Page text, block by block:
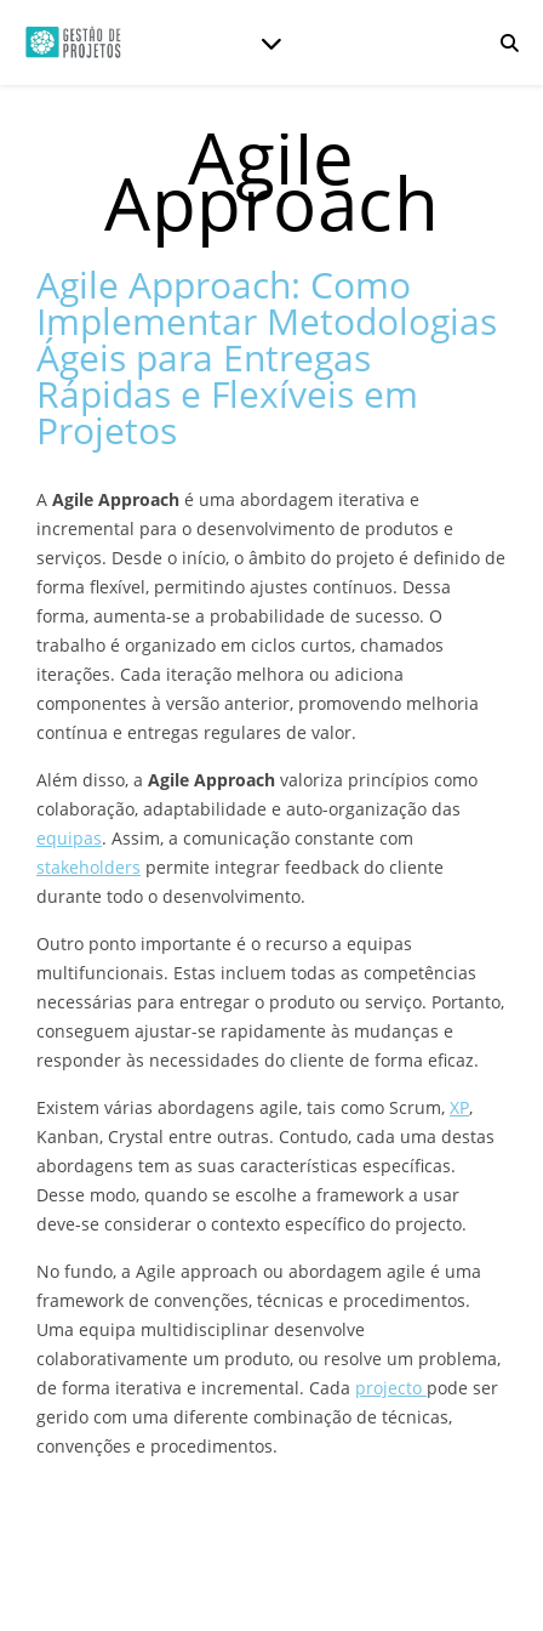
Agile
Approach
Agile Approach: Como
Implementar Metodologias
Ágeis para Entregas
Rápidas e Flexíveis em
Projetos
A Agile Approach é uma abordagem iterativa e
incremental para o desenvolvimento de produtos e
serviços. Desde o início, o âmbito do projeto é definido de
forma flexível, permitindo ajustes contínuos. Dessa
forma, aumenta-se a probabilidade de sucesso. O
trabalho é organizado em ciclos curtos, chamados
iterações. Cada iteração melhora ou adiciona
componentes à versão anterior, promovendo melhoria
contínua e entregas regulares de valor.
Além disso, a Agile Approach valoriza princípios como
colaboração, adaptabilidade e auto-organização das
equipas. Assim, a comunicação constante com
stakeholders permite integrar feedback do cliente
durante todo o desenvolvimento.
Outro ponto importante é o recurso a equipas
multifuncionais. Estas incluem todas as competências
necessárias para entregar o produto ou serviço. Portanto,
conseguem ajustar-se rapidamente às mudanças e
responder às necessidades do cliente de forma eficaz.
Existem várias abordagens agile, tais como Scrum, XP,
Kanban, Crystal entre outras. Contudo, cada uma destas
abordagens tem as suas características específicas.
Desse modo, quando se escolhe a framework a usar
deve-se considerar o contexto específico do projecto.
No fundo, a Agile approach ou abordagem agile é uma
framework de convenções, técnicas e procedimentos.
Uma equipa multidisciplinar desenvolve
colaborativamente um produto, ou resolve um problema,
de forma iterativa e incremental. Cada projecto pode ser
gerido com uma diferente combinação de técnicas,
convenções e procedimentos.